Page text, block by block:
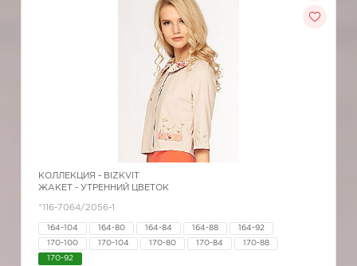
КОЛЛЕКЦИЯ - BIZKVIT
ЖАКЕТ - УТРЕННИЙ ЦВЕТОК
*116-7064/2056-1
164-104 164-80 164-84 164-88 164-92
170-100 170-104 170-80 170-84 170-88
170-92